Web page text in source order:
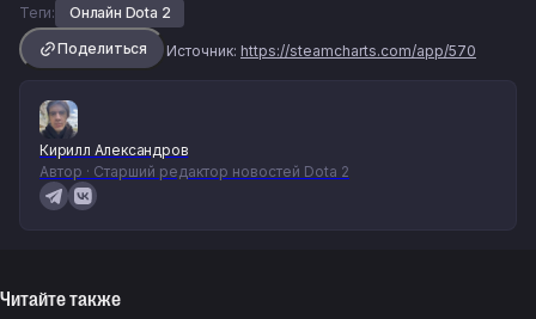
Теги:
Онлайн Dota 2
Поделиться
Источник: https://steamcharts.com/app/570
Кирилл Александров
Автор · Старший редактор новостей Dota 2
Читайте также